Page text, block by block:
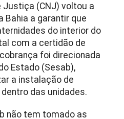
Justiça (CNJ) voltou a
Bahia a garantir que
do interior do
com a certidão de
foi direcionada
Estado (Sesab),
a instalação de
das unidades.
não tem tomado as